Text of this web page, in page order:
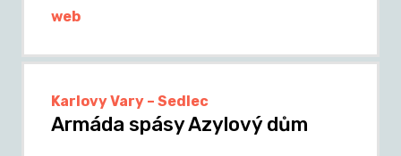
web
Karlovy Vary – Sedlec
Armáda spásy Azylový dům